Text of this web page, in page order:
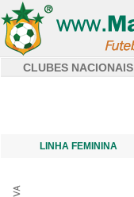
CLUBES NACIONAIS
LINHA FEMININA